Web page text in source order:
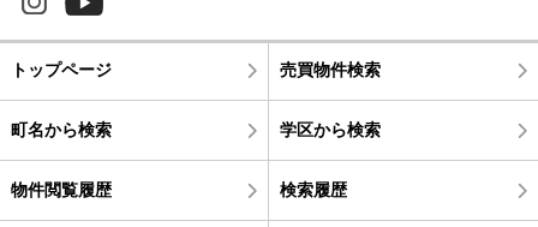
トップページ 売買物件検索
町名から検索 学区から検索
物件閲覧履歴 検索履歴